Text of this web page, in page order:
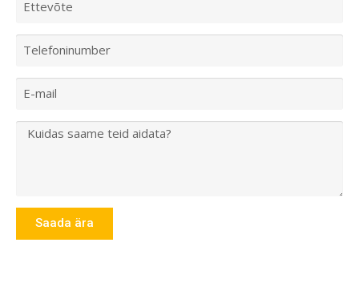
Saada ära